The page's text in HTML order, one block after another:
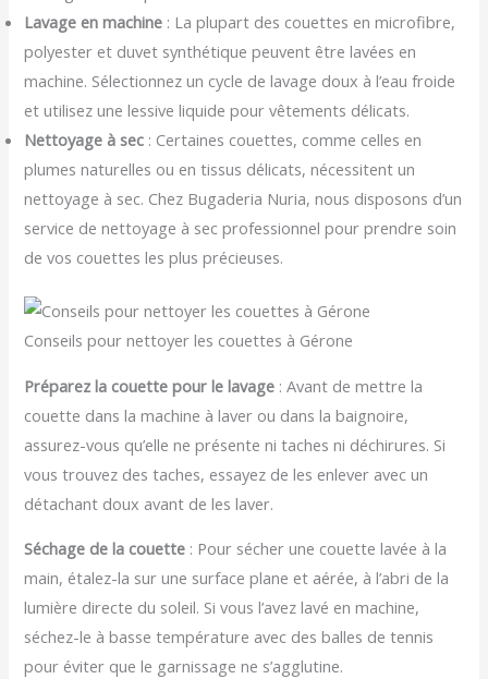
Lavage en machine : La plupart des couettes en microfibre,
polyester et duvet synthétique peuvent être lavées en
machine. Sélectionnez un cycle de lavage doux à l’eau froide
et utilisez une lessive liquide pour vêtements délicats.
Nettoyage à sec : Certaines couettes, comme celles en
plumes naturelles ou en tissus délicats, nécessitent un
nettoyage à sec. Chez Bugaderia Nuria, nous disposons d’un
service de nettoyage à sec professionnel pour prendre soin
de vos couettes les plus précieuses.
Conseils pour nettoyer les couettes à Gérone
Préparez la couette pour le lavage : Avant de mettre la
couette dans la machine à laver ou dans la baignoire,
assurez-vous qu’elle ne présente ni taches ni déchirures. Si
vous trouvez des taches, essayez de les enlever avec un
détachant doux avant de les laver.
Séchage de la couette : Pour sécher une couette lavée à la
main, étalez-la sur une surface plane et aérée, à l’abri de la
lumière directe du soleil. Si vous l’avez lavé en machine,
séchez-le à basse température avec des balles de tennis
pour éviter que le garnissage ne s’agglutine.